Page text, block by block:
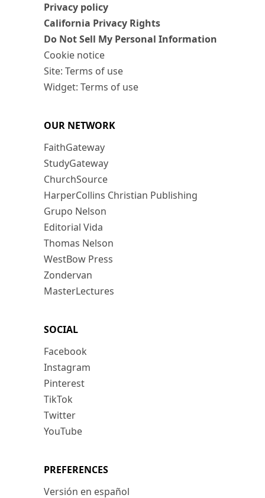
Privacy policy
California Privacy Rights
Do Not Sell My Personal Information
Cookie notice
Site: Terms of use
Widget: Terms of use
OUR NETWORK
FaithGateway
StudyGateway
ChurchSource
HarperCollins Christian Publishing
Grupo Nelson
Editorial Vida
Thomas Nelson
WestBow Press
Zondervan
MasterLectures
SOCIAL
Facebook
Instagram
Pinterest
TikTok
Twitter
YouTube
PREFERENCES
Versión en español